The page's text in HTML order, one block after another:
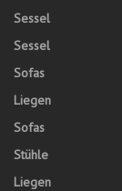
Sessel
Sessel
Sofas
Liegen
Sofas
Stühle
Liegen